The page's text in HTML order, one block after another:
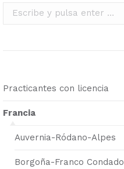
Buscar:
Practicantes con licencia
Francia
Auvernia-Ródano-Alpes
Borgoña-Franco Condado